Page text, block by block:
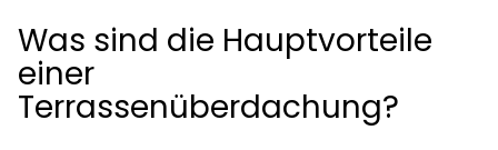
Was sind die Hauptvorteile
einer
Terrassenüberdachung?